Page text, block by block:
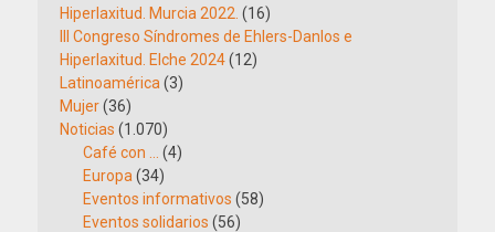
Hiperlaxitud. Murcia 2022. (16)
III Congreso Síndromes de Ehlers-Danlos e
Hiperlaxitud. Elche 2024(12)
Latinoamérica (3)
Mujer(36)
Noticias (1.070)
Café con …
(4)
Europa (34)
Eventos informativos (58)
Eventos solidarios (56)